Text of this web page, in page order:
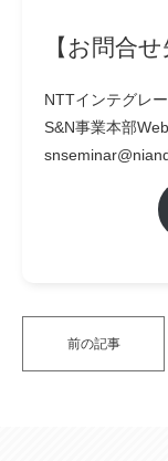
【お問合せ
NTTインテグレ
S&N事業本部
前の記事